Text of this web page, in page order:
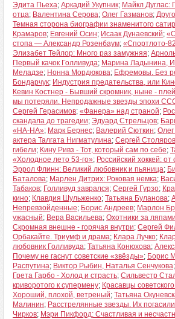
Эдита Пьеха; Аркадий Укупник; Майкл
отца; Валентина Серова; Олег Газманов;
Темная сторона биографии знаменитого
Крамаров; Евгений Осин; Исаак Дунаевский;
стопа — Александр Розенбаум; «Спортлото-
Элизабет Тейлор: Много раз замужняя;
Первый качок Голливуда; Марина Ладынина,
Меладзе; Нонна Мордюкова; Ефремовы. Без
Бондарчук; Индустрия предательства, или
Кевин Костнер - Бывший скромник, ныне -
мы потеряли. Непродажные звезды эпохи
Сергей Герасимов; «Фанера» над страной;
скандала до трагедии; Эдуард Стрельцов;
«НА-НА»; Марк Бернес; Валерий Сюткин;
актера Талгата Нигматулина; Сергей Столяров
гибели; Кину Ривз - Тот, который сам по себе;
«Холодное лето 53-го»; Российский хоккей:
Эррол Флинн: Великий любовник и пьяница;
Баталова; Марлен Дитрих: Роковая немка;
Табаков; Голливуд заврался; Сергей Гурзо;
кино; Клавдия Шульженко; Татьяна Буланова;
Непревзойденные; Борис Андреев; Марлон
ужасный; Вера Васильева; Охотники за ляпами
Скромная внешне - горячая внутри; Сергей
Орбакайте. Триумф и драма; Клара Лучко;
любовник Голливуда; Татьяна Конюхова;
Почему не гаснут советские «звёзды»; Борис
Распутина; Виктор Рыбин, Наталья Сенчукова;
Грета Гарбо - Холод и страсть; Сильвестр
криворотого к супермену; Красавцы
Хороший, плохой, ветреный; Татьяна
Малинин; Расстрелянные звезды. Их
Чирков; Мэри Пикфорд: Счастливая и